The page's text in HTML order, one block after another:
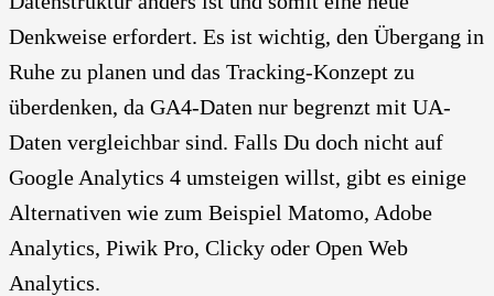
Denkweise erfordert. Es ist wichtig, den Übergang in
Ruhe zu planen und das Tracking-Konzept zu
überdenken, da GA4-Daten nur begrenzt mit UA-
Daten vergleichbar sind. Falls Du doch nicht auf
Google Analytics 4 umsteigen willst, gibt es einige
Alternativen wie zum Beispiel Matomo, Adobe
Analytics, Piwik Pro, Clicky oder Open Web
Analytics.